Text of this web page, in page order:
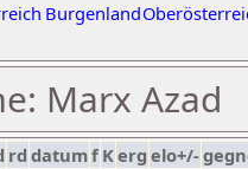
Burgenland
Marx Azad
rd datumf Kerg elo+/-